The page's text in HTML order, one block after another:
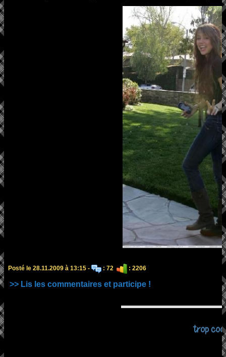
Posté le 28.11.2009 à 13:15 - : 72 : 2206
>> Lis les commentaires et participe !
trop cool